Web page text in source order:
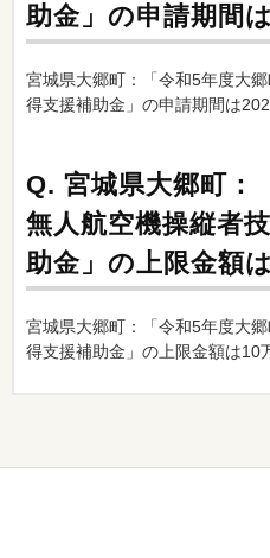
助金」の申請期間
宮城県大郷町：「令和5年度大
得支援補助金」の申請期間は
Q. 宮城県大郷町：
無人航空機操縦者
助金」の上限金額
宮城県大郷町：「令和5年度大
得支援補助金」の上限金額は10